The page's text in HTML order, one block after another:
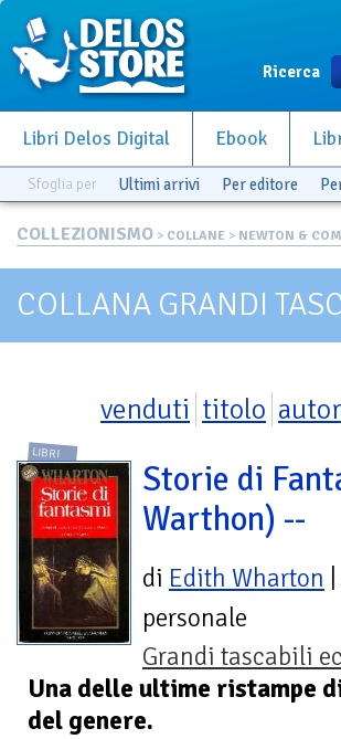
Ricerca
Libri Delos Digital Ebook
Sfoglia per Ultimi arrivi Per editore
COLLEZIONISMO > COLLANE > NEWTON &
COLLANA GRANDI
venduti titolo
LIBRI
Storie di
Warthon) --
di Edith Wharton
personale
Grandi tascabili
Una delle ultime ristampe
del genere.